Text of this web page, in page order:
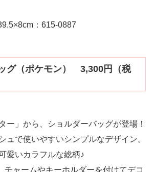
：615-0887
グ（ポケモン） 3,300円（税
ー」から、ショルダーバッグが登場！
ュで使いやすいシンプルなデザイン。
愛いカラフルな総柄♪
チャームやキーホルダーを付けてデコ